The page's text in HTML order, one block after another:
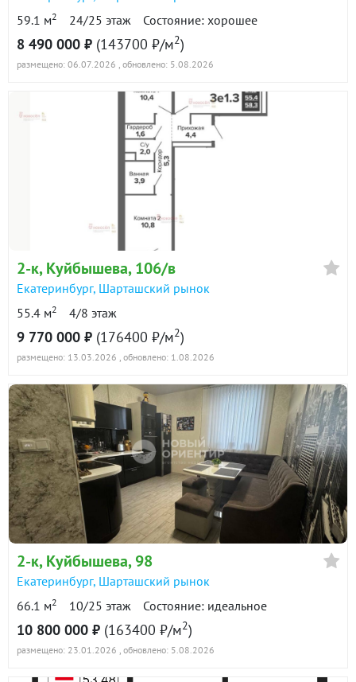
санузле;
3 вариант: это полная отделка квартиры с санузлом
в дизайнерской отделке.
квартиры такие как семейная ипотека, и рассрочка.
ID объекта в нашей базе: 913
59.1 м2 24/25 этаж Состояние: хорошее
8 490 000 ₽ (143700 ₽/м2)
размещено: 06.07.2026 , обновлено: 5.08.2026
2-к, Куйбышева, 106/в
Екатеринбург, Шарташский рынок
55.4 м2 4/8 этаж
9 770 000 ₽ (176400 ₽/м2)
размещено: 13.03.2026 , обновлено: 1.08.2026
2-к, Куйбышева, 98
Екатеринбург, Шарташский рынок
66.1 м2 10/25 этаж Состояние: идеальное
10 800 000 ₽ (163400 ₽/м2)
размещено: 23.01.2026 , обновлено: 5.08.2026